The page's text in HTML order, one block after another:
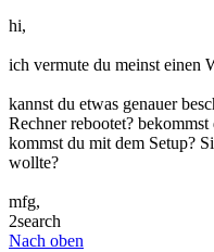
hi,
ich vermute du meinst einen
kannst du etwas genauer
Rechner rebootet?
kommst du mit dem Setup?
wollte?
mfg,
2search
Nach oben